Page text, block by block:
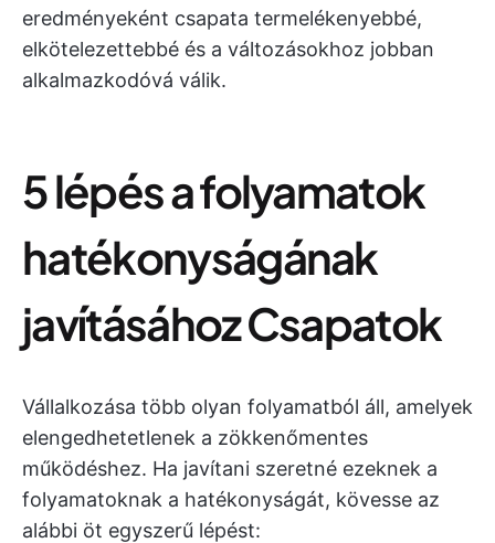
eredményeként csapata termelékenyebbé,
elkötelezettebbé és a változásokhoz jobban
alkalmazkodóvá válik.
5 lépés a folyamatok
hatékonyságának
javításához Csapatok
Vállalkozása több olyan folyamatból áll, amelyek
elengedhetetlenek a zökkenőmentes
működéshez. Ha javítani szeretné ezeknek a
folyamatoknak a hatékonyságát, kövesse az
alábbi öt egyszerű lépést: